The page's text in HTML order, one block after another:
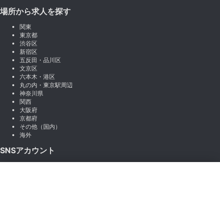
場所から求人を探す
関東
東京都
渋谷区
新宿区
五反田・品川区
文京区
六本木・港区
丸の内・東京駅周辺
神奈川県
関西
大阪府
京都府
その他（国内）
海外
SNSアカウント